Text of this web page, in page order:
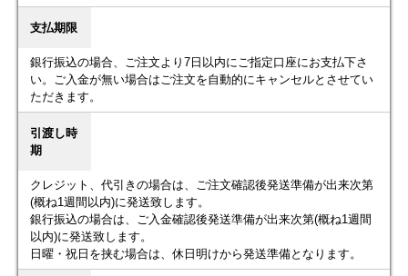
支払期限
銀行振込の場合、ご注文より7日以内にご指定口座にお支払下さ
い。ご入金が無い場合はご注文を自動的にキャンセルとさせてい
ただきます。
引渡し時
期
クレジット、代引きの場合は、ご注文確認後発送準備が出来次第
(概ね1週間以内)に発送致します。
銀行振込の場合は、ご入金確認後発送準備が出来次第(概ね1週間
以内)に発送致します。
日曜・祝日を挟む場合は、休日明けから発送準備となります。